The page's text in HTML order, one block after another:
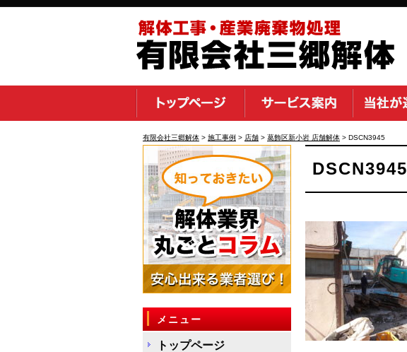
有限会社三郷解体 > 施工事例 > 店舗 > 葛飾区新小岩 店舗解体 > DSCN3945
DSCN3945
メニュー
トップページ